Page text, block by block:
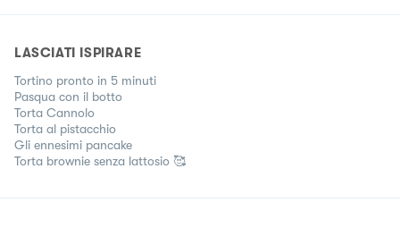
LASCIATI ISPIRARE
Tortino pronto in 5 minuti
Pasqua con il botto
Torta Cannolo
Torta al pistacchio
Gli ennesimi pancake
Torta brownie senza lattosio 🥰